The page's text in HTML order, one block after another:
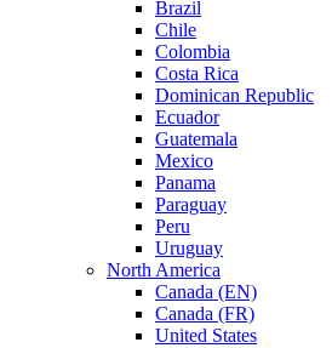
Brazil
Chile
Colombia
Costa Rica
Dominican Republic
Ecuador
Guatemala
Mexico
Panama
Paraguay
Peru
Uruguay
North America
Canada (EN)
Canada (FR)
United States